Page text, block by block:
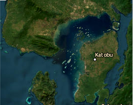
Loading...